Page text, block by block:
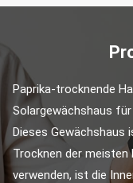
Paprika-trocknende
Solargewächshaus
Dieses Gewächshaus
Trocknen der meisten
verwenden, ist die